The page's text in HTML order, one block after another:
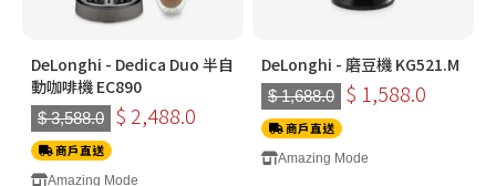
DeLonghi - Dedica Duo 半自
動咖啡機 EC890
$ 3,588.0 $ 2,488.0
商戶直送
Amazing Mode
DeLonghi - 磨豆機 KG521.M
$ 1,688.0 $ 1,588.0
商戶直送
Amazing Mode